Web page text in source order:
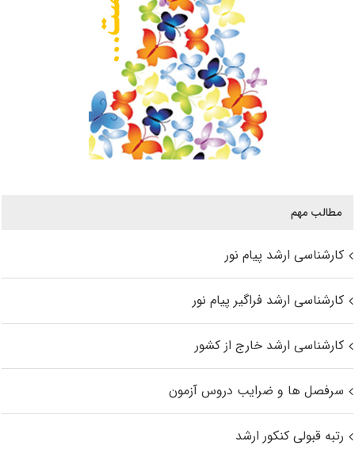
مطالب مهم
کارشناسی ارشد پیام نور
کارشناسی ارشد فراگیر پیام نور
کارشناسی ارشد خارج از کشور
سرفصل ها و ضرایب دروس آزمون
رتبه قبولی کنکور ارشد